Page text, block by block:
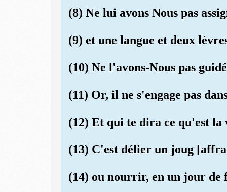
(8) Ne lui avons Nous pas
(9) et une langue et deux
(10) Ne l'avons-Nous pas
(11) Or, il ne s'engage pas
(12) Et qui te dira ce qu'est
(13) C'est délier un joug
(14) ou nourrir, en un jour de